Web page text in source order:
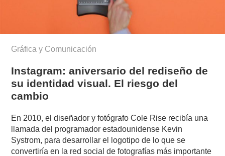
Gráfica y Comunicación
Instagram: aniversario del rediseño de
su identidad visual. El riesgo del
cambio
En 2010, el diseñador y fotógrafo Cole Rise recibía una
llamada del programador estadounidense Kevin
Systrom, para desarrollar el logotipo de lo que se
convertiría en la red social de fotografías más importante